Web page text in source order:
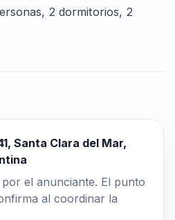
2 dormitorios, 2
Santa Clara del Mar,
el anunciante. El punto
al coordinar la